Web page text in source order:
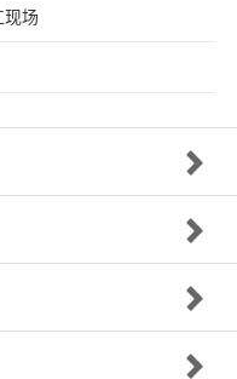
现场